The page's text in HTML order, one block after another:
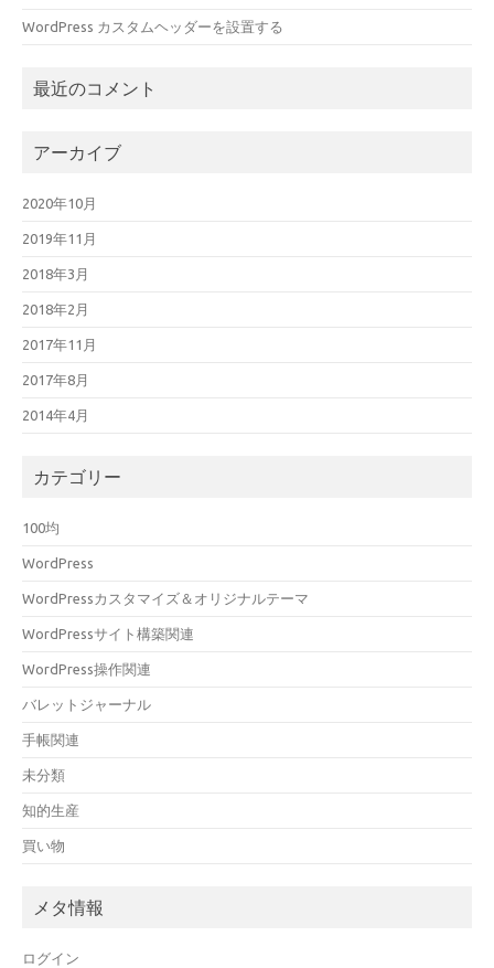
WordPress カスタムヘッダーを設置する
最近のコメント
アーカイブ
2020年10月
2019年11月
2018年3月
2018年2月
2017年11月
2017年8月
2014年4月
カテゴリー
100均
WordPress
WordPressカスタマイズ＆オリジナルテーマ
WordPressサイト構築関連
WordPress操作関連
バレットジャーナル
手帳関連
未分類
知的生産
買い物
メタ情報
ログイン